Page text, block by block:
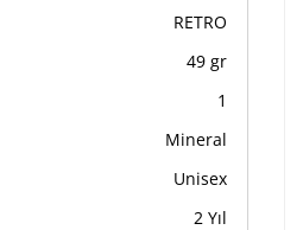
RETRO
49 gr
1
Mineral
Unisex
2 Yıl